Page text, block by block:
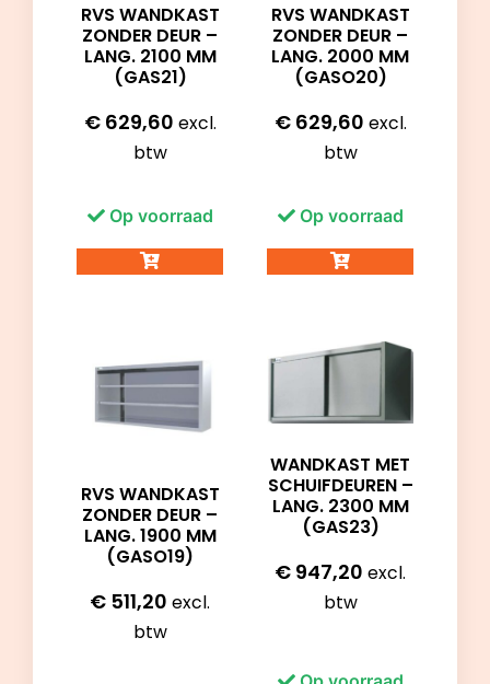
RVS WANDKAST
ZONDER DEUR –
LANG. 2100 MM
(GAS21)
€629,60 excl.
btw
Op voorraad
RVS WANDKAST
ZONDER DEUR –
LANG. 2000 MM
(GASO20)
€629,60 excl.
btw
Op voorraad
RVS WANDKAST
ZONDER DEUR –
LANG. 1900 MM
(GASO19)
€ 511,20 excl.
btw
WANDKAST MET
SCHUIFDEUREN –
LANG. 2300 MM
(GAS23)
€ 947,20 excl.
btw